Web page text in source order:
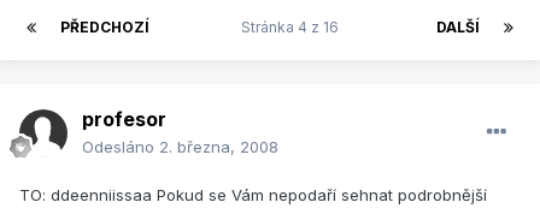
PŘEDCHOZÍ DALŠÍ
Stránka 4 z 16
profesor
Odesláno 2. března, 2008
TO: ddeenniissaa Pokud se Vám nepodaří sehnat podrobnější